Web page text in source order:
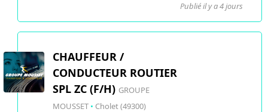
Publié il y a 4 jours
CHAUFFEUR /
CONDUCTEUR ROUTIER
SPL ZC (F/H) GROUPE
MOUSSET • Cholet (49300)